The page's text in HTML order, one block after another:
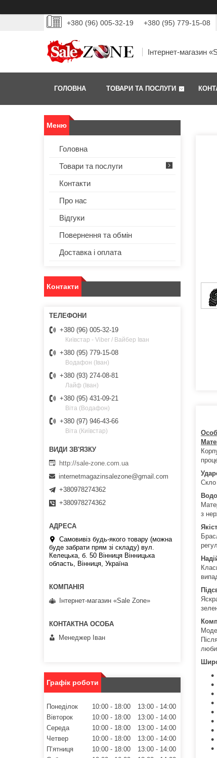
+380 (96) 005-32-19 +380 (95) 779-15-08
Інтернет-магазин
ГОЛОВНА ТОВАРИ ТА ПОСЛУГИ
Скло
з
Головна
Товари та послуги
Контакти
Про нас
Відгуки
Повернення та обмін
Доставка і оплата
Контакти
+380 (96) 005-32-19
Київстар - Viber / Вайбер Іван
+380 (95) 779-15-08
Водафон (Іван)
+380 (93) 274-08-81
Лайф (Іван)
+380 (95) 431-09-21
Віта (Водафон)
+380 (97) 946-43-66
Віта (Київстар)
http://sale-zone.com.ua
internetmagazinsalezone@gmail.com
+380978274362
+380978274362
Самовивіз будь-якого товару (можна
буде забрати прям зі складу) вул.
Келецька, б. 50 Вінниця Вінницька
область, Вінниця, Україна
Інтернет-магазин «Sale Zone»
Менеджер Іван
Графік роботи
Понеділок 10:00 18:00 13:00
14:00
Вівторок
10:00 18:00 13:00
14:00
Середа
10:00 18:00 13:00
14:00
Четвер
10:00 18:00 13:00
14:00
Пʼятниця
10:00 18:00 13:00
14:00